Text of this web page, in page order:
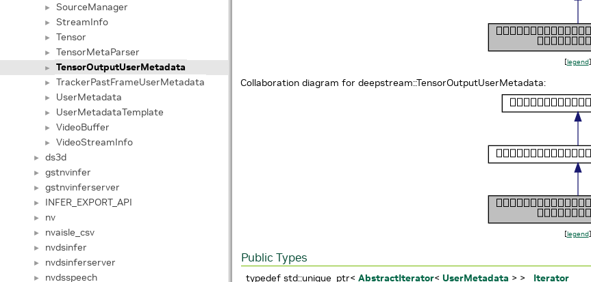
► SourceManager
► StreamInfo
► Tensor
► TensorMetaParser
► TensorOutputUserMetadata
► TrackerPastFrameUserMetadata
► UserMetadata
► UserMetadataTemplate
► VideoBuffer
► VideoStreamInfo
► ds3d
► gstnvinfer
► gstnvinferserver
► INFER_EXPORT_API
► nv
► nvaisle_csv
► nvdsinfer
► nvdsinferserver
► nvdsspeech
[legend]
Collaboration diagram for deepstream::TensorOutputUserMetadata:
[legend]
Public Types
typedef std::unique_ptr< AbstractIterator< UserMetadata > > Iterator